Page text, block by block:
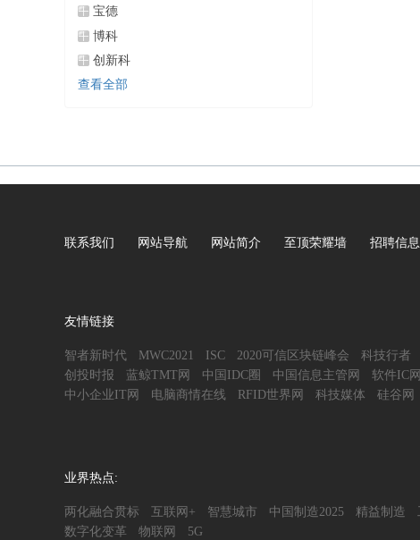
宝德
博科
创新科
查看全部
联系我们 网站导航 网站简介 至顶荣耀墙 招聘信息
友情链接
智者新时代 MWC2021 ISC 2020可信区块链峰会 科技行者
创投时报
蓝鲸TMT网 中国IDC圈 中国信息主管网 软件IC网
中小企业IT网
电脑商情在线 RFID世界网 科技媒体 硅谷网
业界热点:
两化融合贯标 互联网+ 智慧城市 中国制造2025 精益制造
数字化变革
物联网 5G